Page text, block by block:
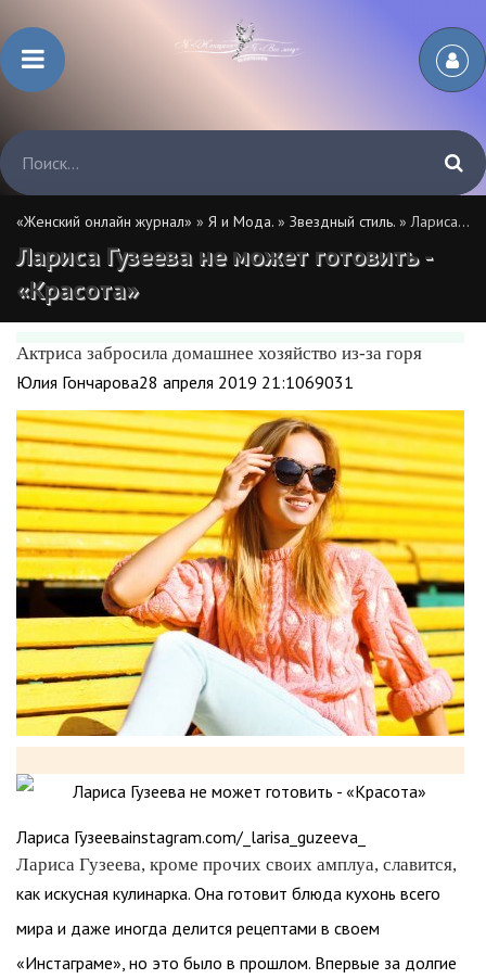
«Женский онлайн журнал» » Я и Мода. » Звездный стиль. » Лариса Гузеева не может готовить - «Красота»
Лариса Гузеева не может готовить -
«Красота»
Актриса забросила домашнее хозяйство из-за горя
Юлия Гончарова28 апреля 2019 21:1069031
Лариса Гузееваinstagram.com/_larisa_guzeeva_
Лариса Гузеева, кроме прочих своих амплуа, славится,
как искусная кулинарка. Она готовит блюда кухонь всего
мира и даже иногда делится рецептами в своем
«Инстаграме», но это было в прошлом. Впервые за долгие